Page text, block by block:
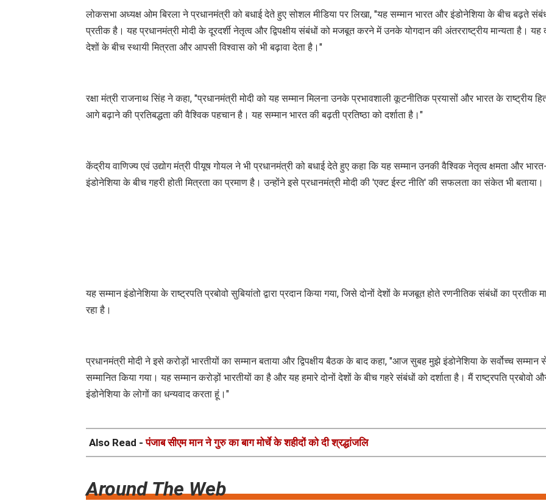
लोकसभा अध्यक्ष ओम बिरला ने प्रधानमंत्री को बधाई देते हुए सोशल मीडिया पर लिखा, "यह सम्मान भारत और इंडोनेशिया के बीच बढ़ते
प्रतीक है। यह प्रधानमंत्री मोदी के दूरदर्शी नेतृत्व और द्विपक्षीय संबंधों को मजबूत करने में उनके योगदान की अंतरराष्ट्रीय मान्यता है। यह
देशों के बीच स्थायी मित्रता और आपसी विश्वास को भी बढ़ावा देता है।"
रक्षा मंत्री राजनाथ सिंह ने कहा, "प्रधानमंत्री मोदी को यह सम्मान मिलना उनके प्रभावशाली कूटनीतिक प्रयासों और भारत के राष्ट्रीय
आगे बढ़ाने की प्रतिबद्धता की वैश्विक पहचान है। यह सम्मान भारत की बढ़ती प्रतिष्ठा को दर्शाता है।"
केंद्रीय वाणिज्य एवं उद्योग मंत्री पीयूष गोयल ने भी प्रधानमंत्री को बधाई देते हुए कहा कि यह सम्मान उनकी वैश्विक नेतृत्व क्षमता और भारत-
इंडोनेशिया के बीच गहरी होती मित्रता का प्रमाण है। उन्होंने इसे प्रधानमंत्री मोदी की 'एक्ट ईस्ट नीति' की सफलता का संकेत भी बताया।
यह सम्मान इंडोनेशिया के राष्ट्रपति प्रबोवो सुबियांतो द्वारा प्रदान किया गया, जिसे दोनों देशों के मजबूत होते रणनीतिक संबंधों का प्रतीक
रहा है।
प्रधानमंत्री मोदी ने इसे करोड़ों भारतीयों का सम्मान बताया और द्विपक्षीय बैठक के बाद कहा, "आज सुबह मुझे इंडोनेशिया के सर्वोच्च सम्मान
सम्मानित किया गया। यह सम्मान करोड़ों भारतीयों का है और यह हमारे दोनों देशों के बीच गहरे संबंधों को दर्शाता है। मैं राष्ट्रपति प्रबोवो
इंडोनेशिया के लोगों का धन्यवाद करता हूं।"
Also Read -पंजाब सीएम मान ने गुरु का बाग मोर्चे के शहीदों को दी श्रद्धांजलि
Around The Web